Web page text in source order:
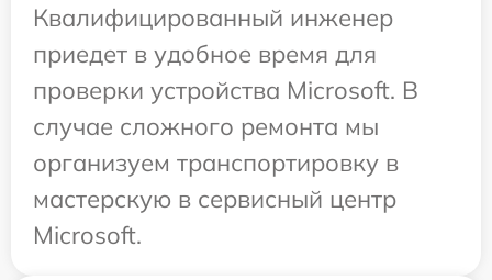
Квалифицированный инженер
приедет в удобное время для
проверки устройства Microsoft. В
случае сложного ремонта мы
организуем транспортировку в
мастерскую в сервисный центр
Microsoft.